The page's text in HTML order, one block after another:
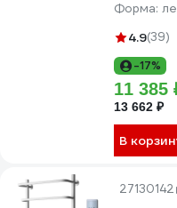
Форма:
4.9(39)
-17%
11 385
13 662 ₽
В
27130142